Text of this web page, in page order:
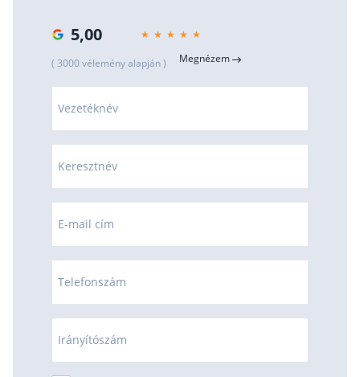
5,00
( 3000 vélemény alapján ) Megnézem
Vezetéknév
Keresztnév
E-mail cím
Telefonszám
Irányítószám